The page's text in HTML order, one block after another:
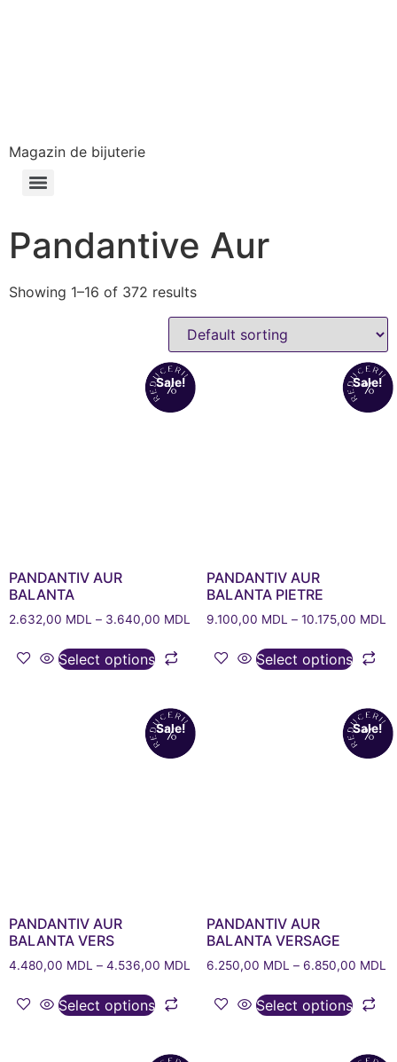
Magazin de bijuterie
Pandantive Aur
Showing 1–16 of 372 results
Sale!
PANDANTIV AUR
BALANTA
2.632,00 MDL – 3.640,00 MDL
Select options
Sale!
PANDANTIV AUR
BALANTA PIETRE
9.100,00 MDL – 10.175,00 MDL
Select options
Sale!
PANDANTIV AUR
BALANTA VERS
4.480,00 MDL – 4.536,00 MDL
Select options
Sale!
PANDANTIV AUR
BALANTA VERSAGE
6.250,00 MDL – 6.850,00 MDL
Select options